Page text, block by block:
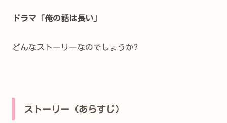
ドラマ「俺の話は長い」
どんなストーリーなのでしょうか?
ストーリー（あらすじ）